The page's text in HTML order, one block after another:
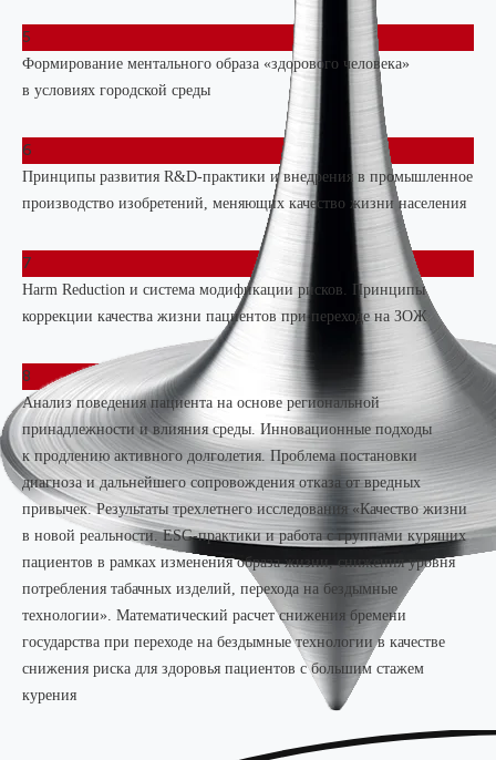
5
Формирование ментального образа «здорового человека»
в условиях городской среды
6
Принципы развития R&D-практики и внедрения в промышленное
производство изобретений, меняющих качество жизни населения
7
Harm Reduction и система модификации рисков. Принципы
коррекции качества жизни пациентов при переходе на ЗОЖ
8
Анализ поведения пациента на основе региональной
принадлежности и влияния среды. Инновационные подходы
к продлению активного долголетия. Проблема постановки
диагноза и дальнейшего сопровождения отказа от вредных
привычек. Результаты трехлетнего исследования «Качество жизни
в новой реальности. ESG-практики и работа с группами курящих
пациентов в рамках изменения образа жизни, снижения уровня
потребления табачных изделий, перехода на бездымные
технологии». Математический расчет снижения бремени
государства при переходе на бездымные технологии в качестве
снижения риска для здоровья пациентов с большим стажем
курения